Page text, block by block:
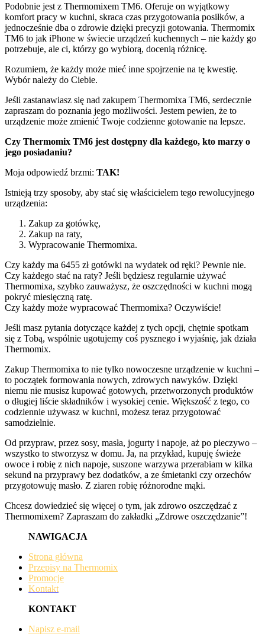
Podobnie jest z Thermomixem TM6. Oferuje on wyjątkowy
komfort pracy w kuchni, skraca czas przygotowania posiłków, a
jednocześnie dba o zdrowie dzięki precyzji gotowania. Thermomix
TM6 to jak iPhone w świecie urządzeń kuchennych – nie każdy go
potrzebuje, ale ci, którzy go wybiorą, docenią różnicę.
Rozumiem, że każdy może mieć inne spojrzenie na tę kwestię.
Wybór należy do Ciebie.
Jeśli zastanawiasz się nad zakupem Thermomixa TM6, serdecznie
zapraszam do poznania jego możliwości. Jestem pewien, że to
urządzenie może zmienić Twoje codzienne gotowanie na lepsze.
Czy Thermomix TM6 jest dostępny dla każdego, kto marzy o
jego posiadaniu?
Moja odpowiedź brzmi: TAK!
Istnieją trzy sposoby, aby stać się właścicielem tego rewolucyjnego
urządzenia:
Zakup za gotówkę,
Zakup na raty,
Wypracowanie Thermomixa.
Czy każdy ma 6455 zł gotówki na wydatek od ręki? Pewnie nie.
Czy każdego stać na raty? Jeśli będziesz regularnie używać
Thermomixa, szybko zauważysz, że oszczędności w kuchni mogą
pokryć miesięczną ratę.
Czy każdy może wypracować Thermomixa? Oczywiście!
Jeśli masz pytania dotyczące każdej z tych opcji, chętnie spotkam
się z Tobą, wspólnie ugotujemy coś pysznego i wyjaśnię, jak działa
Thermomix.
Zakup Thermomixa to nie tylko nowoczesne urządzenie w kuchni –
to początek formowania nowych, zdrowych nawyków. Dzięki
niemu nie musisz kupować gotowych, przetworzonych produktów
o długiej liście składników i wysokiej cenie. Większość z tego, co
codziennie używasz w kuchni, możesz teraz przygotować
samodzielnie.
Od przypraw, przez sosy, masła, jogurty i napoje, aż po pieczywo –
wszystko to stworzysz w domu. Ja, na przykład, kupuję świeże
owoce i robię z nich napoje, suszone warzywa przerabiam w kilka
sekund na przyprawy bez dodatków, a ze śmietanki czy orzechów
przygotowuję masło. Z ziaren robię różnorodne mąki.
Chcesz dowiedzieć się więcej o tym, jak zdrowo oszczędzać z
Thermomixem? Zapraszam do zakładki „Zdrowe oszczędzanie”!
NAWIGACJA
Strona główna
Przepisy na Thermomix
Promocje
Kontakt
KONTAKT
Napisz e-mail